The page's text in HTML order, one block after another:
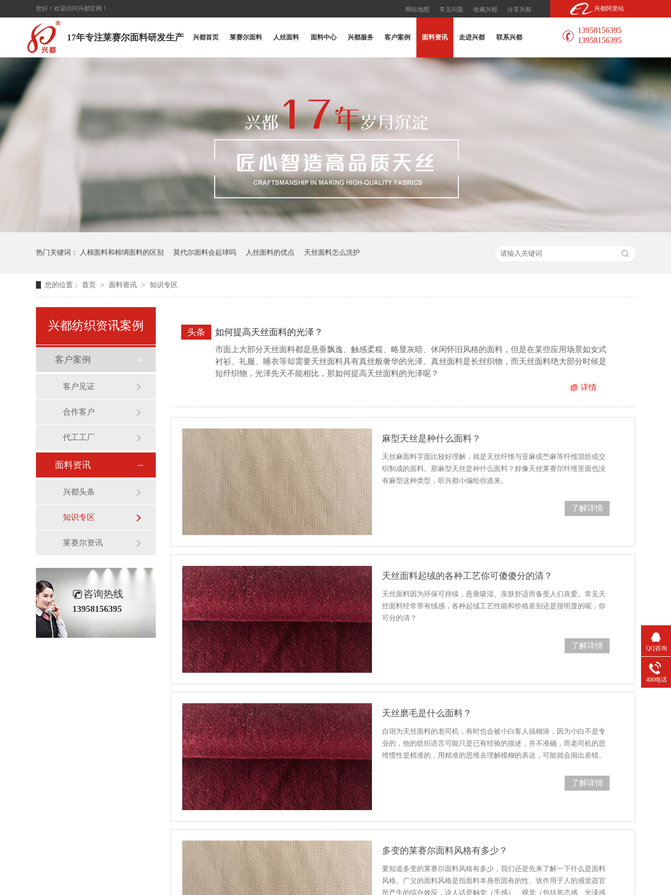
兴都阿里站
您好！欢迎访问兴都官网！ 网站地图 常见问题 收藏兴都 分享兴都
17年专注莱赛尔面料研发生产 兴都首页 莱赛尔面料 人丝面料 面料中心 兴都服务 客户案例 面料资讯 走进兴都 联系兴都
13958156395
13958156395
热门关键词： 人棉面料和棉绸面料的区别 莫代尔面料会起球吗 人丝面料的优点 天丝面料怎么洗护
您的位置： 首页 > 面料资讯 > 知识专区
如何提高天丝面料的光泽？
头条
市面上大部分天丝面料都是悬垂飘逸、触感柔糯、略显灰暗、休闲怀旧风格的面料，但是在某些应用场景如女式
衬衫、礼服、睡衣等却需要天丝面料具有真丝般奢华的光泽。真丝面料是长丝织物，而天丝面料绝大部分时候是
短纤织物，光泽先天不能相比，那如何提高天丝面料的光泽呢？
详情
麻型天丝是种什么面料？
天丝麻面料字面比较好理解，就是天丝纤维与亚麻或苎麻等纤维混纺或交
织制成的面料。那麻型天丝是种什么面料？好像天丝莱赛尔纤维里面也没
有麻型这种类型，听兴都小编给你道来。
了解详情
天丝面料起绒的各种工艺你可傻傻分的清？
天丝面料因为环保可持续，悬垂吸湿、亲肤舒适而备受人们喜爱。常见天
丝面料经常带有绒感，各种起绒工艺性能和价格差别还是很明显的呢，你
可分的清？
了解详情
天丝磨毛是什么面料？
自诩为天丝面料的老司机，有时也会被小白客人搞糊涂，因为小白不是专
业的，他的纺织语言可能只是已有经验的描述，并不准确，而老司机的思
维惯性是精准的，用精准的思维去理解模糊的表达，可能就会闹出差错。
了解详情
多变的莱赛尔面料风格有多少？
要知道多变的莱赛尔面料风格有多少，我们还是先来了解一下什么是面料
风格。广义的面料风格是指面料本身所固有的性、状作用于人的感觉器官
所产生的综合效应，说人话是触觉（手感）、视觉（包括形态感、光泽感
兴都纺织资讯案例
客户案例
客户见证
合作客户
代工工厂
面料资讯
兴都头条
知识专区
莱赛尔资讯
咨询热线
13958156395
QQ咨询
400电话